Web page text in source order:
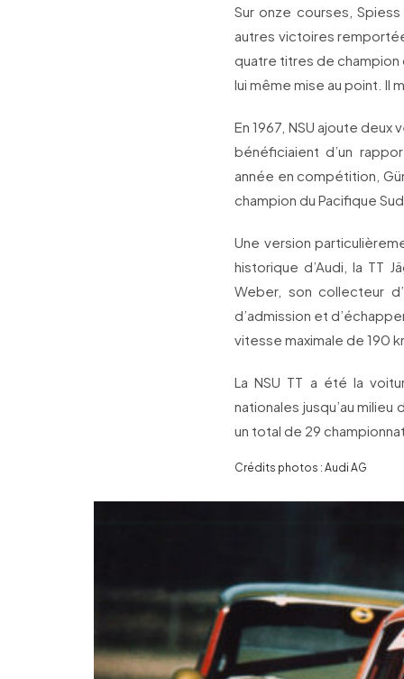
Sur onze courses,
autres victoires
quatre titres de champion
lui même mise au point. Il
En 1967, NSU ajoute
bénéficiaient d’un
année en compétition,
champion du Pacifique
Une version
historique d’Audi, la TT
Weber, son collecteur
d’admission et
vitesse maximale de 190
La NSU TT a été la
nationales jusqu’au
un total de 29
Crédits photos : Audi AG